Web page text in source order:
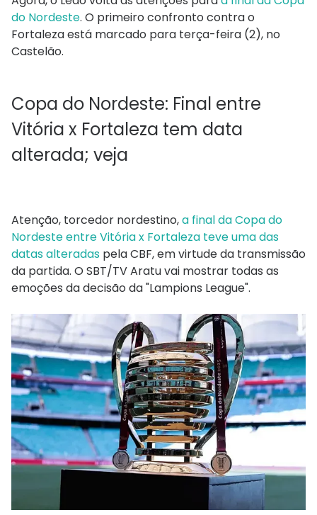
do Nordeste. O primeiro confronto contra o
Fortaleza está marcado para terça-feira (2), no
Castelão.
Copa do Nordeste: Final entre
Vitória x Fortaleza tem data
alterada; veja
Atenção, torcedor nordestino,a final da Copa do
Nordeste entre Vitória x Fortaleza teve uma das
datas alteradas pela CBF, em virtude da transmissão
da partida. O SBT/TV Aratu vai mostrar todas as
emoções da decisão da "Lampions League".